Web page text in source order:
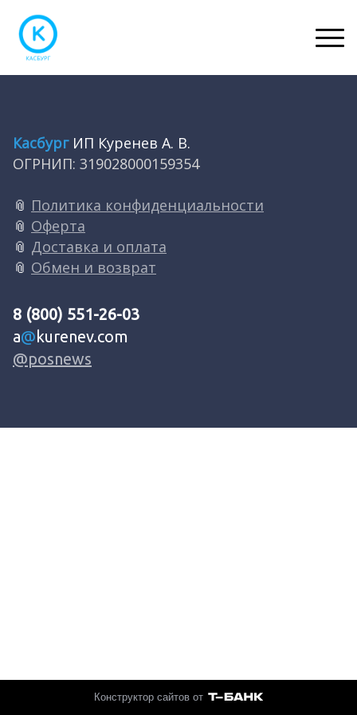
КасбургИП Куренев А. В.
ОГРНИП: 319028000159354
📎 Политика конфиденциальности
📎 Оферта
📎 Доставка и оплата
📎 Обмен и возврат
8 (800) 551-26-03
a@ kurenev.com
@posnews
Конструктор сайтов от